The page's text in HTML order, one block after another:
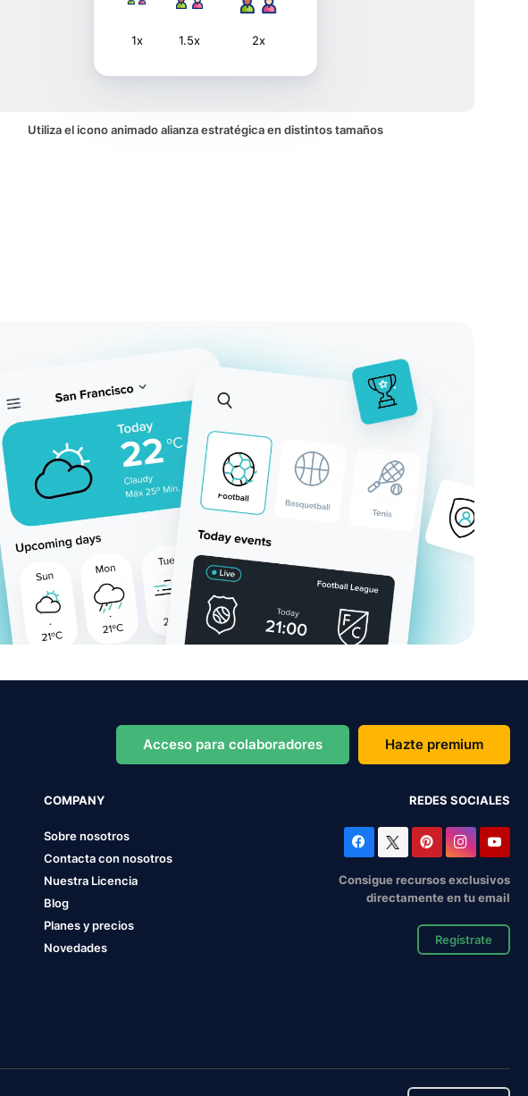
1x 1.5x 2x
Utiliza el icono animado alianza estratégica en distintos tamaños
Acceso para colaboradores Hazte premium
COMPANY
Sobre nosotros
Contacta con nosotros
Nuestra Licencia
Blog
Planes y precios
Novedades
REDES SOCIALES
Consigue recursos exclusivos
directamente en tu email
Regístrate